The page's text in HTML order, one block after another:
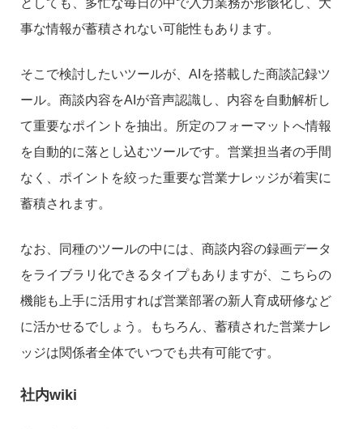
事な情報が蓄積されない可能性もあります。
そこで検討したいツールが、AIを搭載した商談記録ツ
ール。商談内容をAIが音声認識し、内容を自動解析し
て重要なポイントを抽出。所定のフォーマットへ情報
を自動的に落とし込むツールです。営業担当者の手間
なく、ポイントを絞った重要な営業ナレッジが着実に
蓄積されます。
なお、同種のツールの中には、商談内容の録画データ
をライブラリ化できるタイプもありますが、こちらの
機能も上手に活用すれば営業部署の新人育成研修など
に活かせるでしょう。もちろん、蓄積された営業ナレ
ッジは関係者全体でいつでも共有可能です。
社内wiki